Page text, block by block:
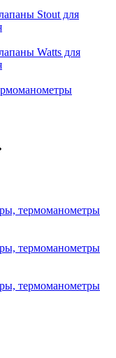
Stout для
Watts для
термоманометры
термоманометры
термоманометры